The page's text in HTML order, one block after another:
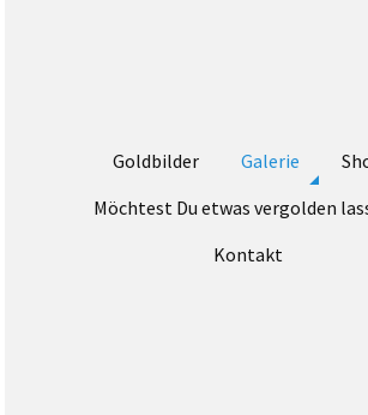
Goldbilder Galerie
Möchtest Du etwas vergolden
Kontakt